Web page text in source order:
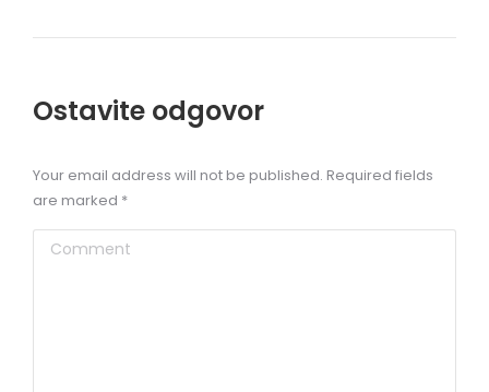
Ostavite odgovor
Your email address will not be published. Required fields
are marked *
Comment